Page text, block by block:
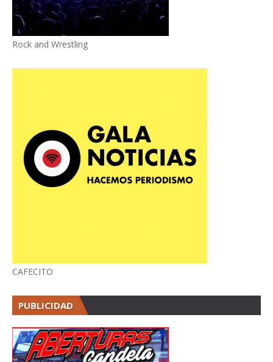
Rock and Wrestling
CAFECITO
PUBLICIDAD